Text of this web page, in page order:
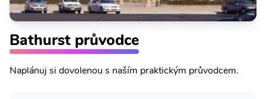
Bathurst průvodce
Naplánuj si dovolenou s naším praktickým průvodcem.